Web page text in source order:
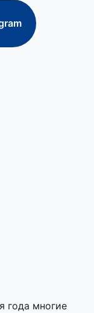
года многие